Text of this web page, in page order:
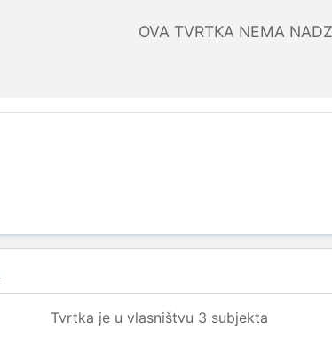
OVA TVRTKA NEMA
Tvrtka je u vlasništvu 3 subjekta